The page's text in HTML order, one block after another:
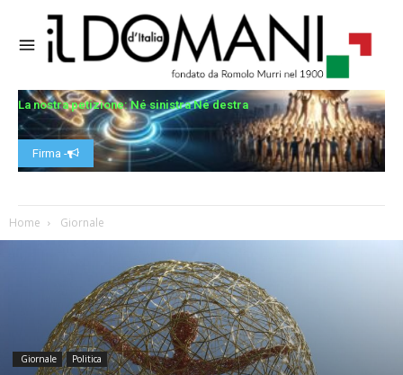
La nostra petizione: Né sinistra Né destra
Firma -
Home Giornale
Giornale Politica